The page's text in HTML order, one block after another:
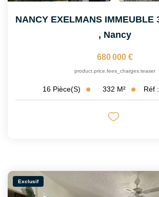
, Nancy
680 000 €
product.price.fees_charges.teaser
16 Pièce(s) 332 M² Réf :
Exclusif